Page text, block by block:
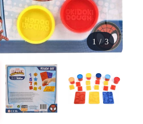
1 / 3